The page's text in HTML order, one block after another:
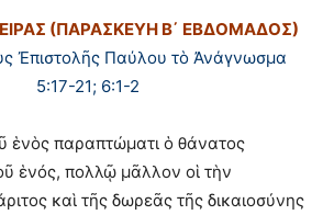
(ΠΑΡΑΣΚΕΥΗ Β΄ ΕΒΔΟΜΑΔΟΣ)
Ἐπιστολῆς Παύλου τὸ Ἀνάγνωσμα
5:17-21; 6:1-2
ἑνὸς παραπτώματι ὁ θάνατος
ἑνός, πολλῷ μᾶλλον οἱ τὴν
καὶ τῆς δωρεᾶς τῆς δικαιοσύνης